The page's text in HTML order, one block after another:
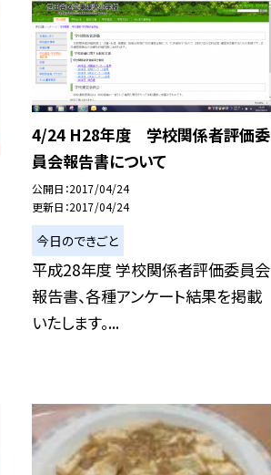
4/24 H28年度 学校関係者評価委
員会報告書について
公開日 2017/04/24
更新日 2017/04/24
今日のできごと
平成28年度 学校関係者評価委員会
報告書、各種アンケート結果を掲載
いたします。...